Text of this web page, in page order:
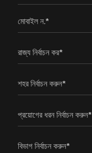
মোবাইল ন.*
রাজ্য নির্বাচন কর*
শহর নির্বাচন করুন*
প্রয়োগের ধরন নির্বাচন করুন*
বিভাগ নির্বাচন করুন*